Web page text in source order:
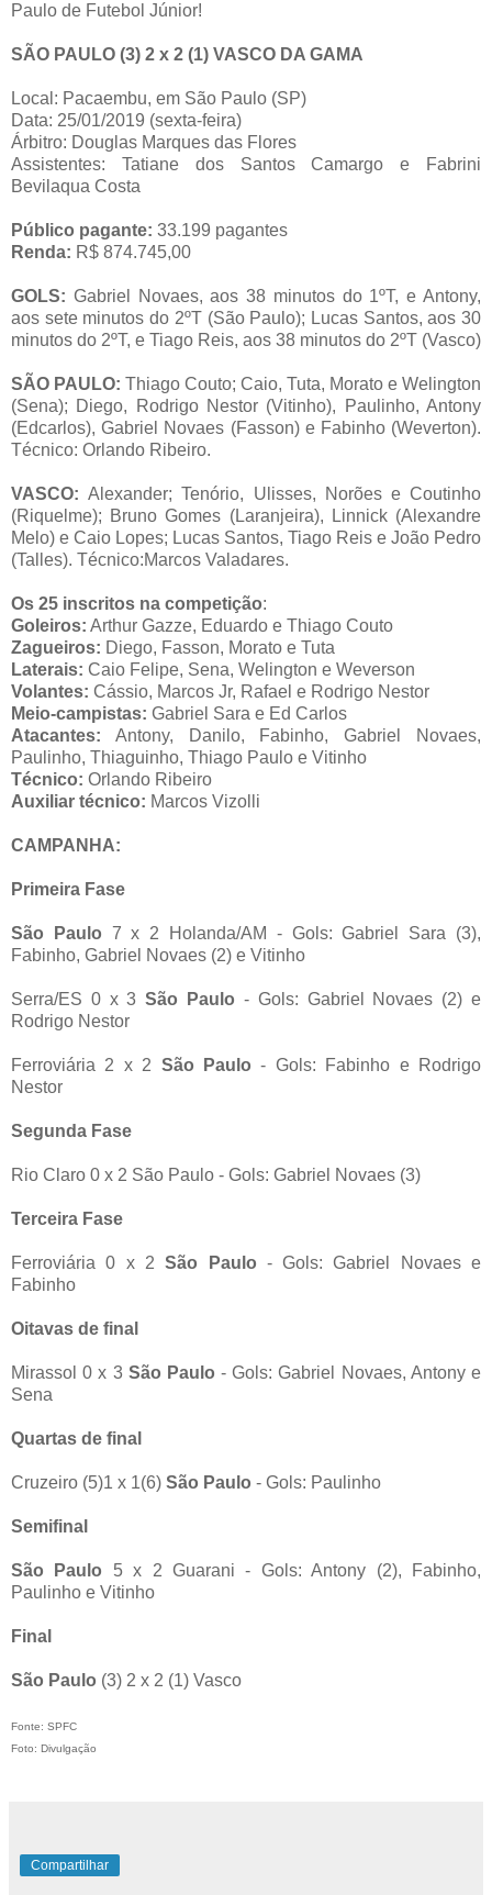
Paulo de Futebol Júnior!
SÃO PAULO (3) 2 x 2 (1) VASCO DA GAMA
Local: Pacaembu, em São Paulo (SP)
Data: 25/01/2019 (sexta-feira)
Árbitro: Douglas Marques das Flores
Assistentes: Tatiane dos Santos Camargo e Fabrini
Bevilaqua Costa
Público pagante: 33.199 pagantes
Renda: R$ 874.745,00
GOLS: Gabriel Novaes, aos 38 minutos do 1ºT, e Antony,
aos sete minutos do 2ºT (São Paulo); Lucas Santos, aos 30
minutos do 2ºT, e Tiago Reis, aos 38 minutos do 2ºT (Vasco)
SÃO PAULO: Thiago Couto; Caio, Tuta, Morato e Welington
(Sena); Diego, Rodrigo Nestor (Vitinho), Paulinho, Antony
(Edcarlos), Gabriel Novaes (Fasson) e Fabinho (Weverton).
Técnico: Orlando Ribeiro.
VASCO:Alexander; Tenório, Ulisses, Norões e Coutinho
(Riquelme); Bruno Gomes (Laranjeira), Linnick (Alexandre
Melo) e Caio Lopes; Lucas Santos, Tiago Reis e João Pedro
(Talles). Técnico:Marcos Valadares.
Os 25 inscritos na competição:
Goleiros: Arthur Gazze, Eduardo e Thiago Couto
Zagueiros: Diego, Fasson, Morato e Tuta
Laterais: Caio Felipe, Sena, Welington e Weverson
Volantes: Cássio, Marcos Jr, Rafael e Rodrigo Nestor
Meio-campistas: Gabriel Sara e Ed Carlos
Atacantes: Antony, Danilo, Fabinho, Gabriel Novaes,
Paulinho, Thiaguinho, Thiago Paulo e Vitinho
Técnico: Orlando Ribeiro
Auxiliar técnico: Marcos Vizolli
CAMPANHA:
Primeira Fase
São Paulo 7 x 2 Holanda/AM - Gols: Gabriel Sara (3),
Fabinho, Gabriel Novaes (2) e Vitinho
Serra/ES 0 x 3São Paulo - Gols: Gabriel Novaes (2) e
Rodrigo Nestor
Ferroviária 2 x 2 São Paulo - Gols: Fabinho e Rodrigo
Nestor
Segunda Fase
Rio Claro 0 x 2 São Paulo - Gols: Gabriel Novaes (3)
Terceira Fase
Ferroviária 0 x 2São Paulo - Gols: Gabriel Novaes e
Fabinho
Oitavas de final
Mirassol 0 x 3 São Paulo - Gols: Gabriel Novaes, Antony e
Sena
Quartas de final
Cruzeiro (5)1 x 1(6) São Paulo - Gols: Paulinho
Semifinal
São Paulo 5 x 2 Guarani - Gols: Antony (2), Fabinho,
Paulinho e Vitinho
Final
São Paulo (3) 2 x 2 (1) Vasco
Fonte: SPFC
Foto: Divulgação
Compartilhar